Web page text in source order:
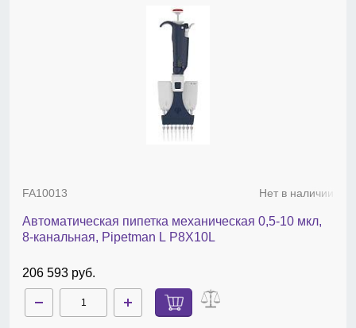
пипетки 0,5-10 мкл MicroPette, DLAB,
количество каналов — 8;
точность, мкл — при 1 мкл ±0,04 / при 10 мкл
воспроизводимость, мкл — при 1 мкл ±0,04 / при
FA10013 Нет в наличии
Автоматическая пипетка механическая 0,5-10 мкл,
8-канальная, Pipetman L P8X10L
206 593 руб.